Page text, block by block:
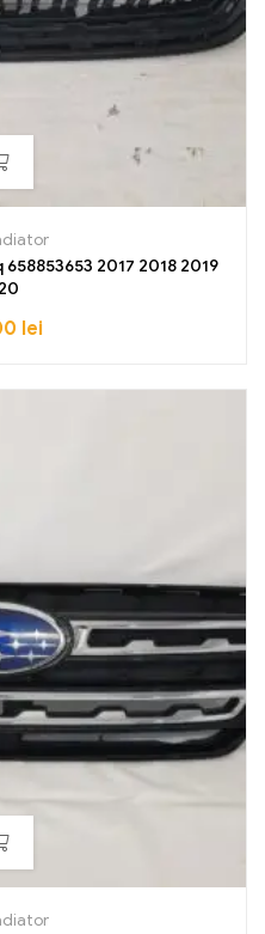
2017 2018 2019
lei